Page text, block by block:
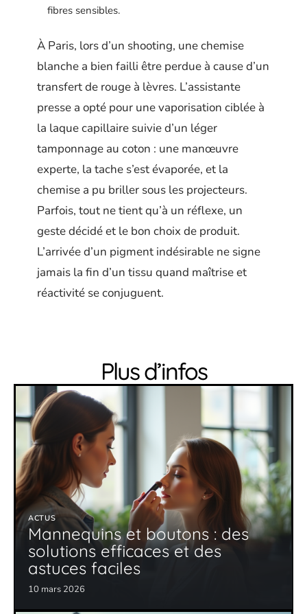
fibres sensibles.
À Paris, lors d’un shooting, une chemise
blanche a bien failli être perdue à cause d’un
transfert de rouge à lèvres. L’assistante
presse a opté pour une vaporisation ciblée à
la laque capillaire suivie d’un léger
tamponnage au coton : une manœuvre
experte, la tache s’est évaporée, et la
chemise a pu briller sous les projecteurs.
Parfois, tout ne tient qu’à un réflexe, un
geste décidé et le bon choix de produit.
L’arrivée d’un pigment indésirable ne signe
jamais la fin d’un tissu quand maîtrise et
réactivité se conjuguent.
Plus d’infos
ACTUS
Mannequins et boutons : des
solutions efficaces et des
astuces faciles
10 mars 2026